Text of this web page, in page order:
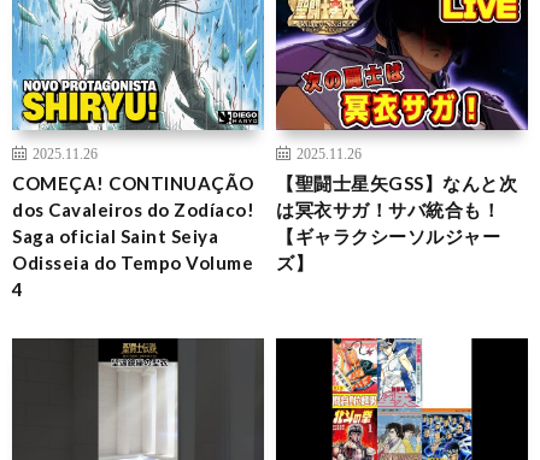
2025.11.26
COMEÇA! CONTINUAÇÃO
dos Cavaleiros do Zodíaco!
Saga oficial Saint Seiya
Odisseia do Tempo Volume
4
2025.11.26
【聖闘士星矢GSS】なんと次
は冥衣サガ！サバ統合も！
【ギャラクシーソルジャー
ズ】